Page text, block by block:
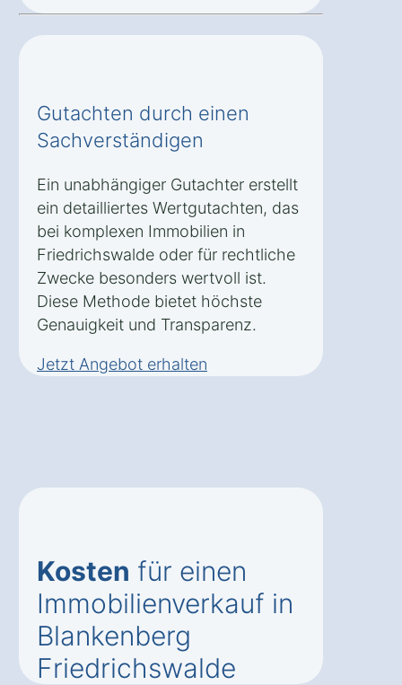
Gutachten durch einen
Sachverständigen
Ein unabhängiger Gutachter erstellt
ein detailliertes Wertgutachten, das
bei komplexen Immobilien in
Friedrichswalde oder für rechtliche
Zwecke besonders wertvoll ist.
Diese Methode bietet höchste
Genauigkeit und Transparenz.
Jetzt Angebot erhalten
Kosten für einen
Immobilienverkauf in
Blankenberg
Friedrichswalde